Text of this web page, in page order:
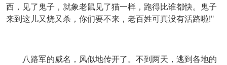
西，见了鬼子，就象老鼠见了猫一样，跑得比谁都快。鬼子
来到这儿又烧又杀，你们要不来，老百姓可真没有活路啦!"
八路军的威名，风似地传开了。不到两天，逃到各地的